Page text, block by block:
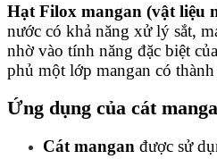
Hạt Filox mangan (vật liệu
nước có khả năng xử lý sắt,
nhờ vào tính năng đặc biệt
phủ một lớp mangan có
Ứng dụng của cát
Cát mangan được sử